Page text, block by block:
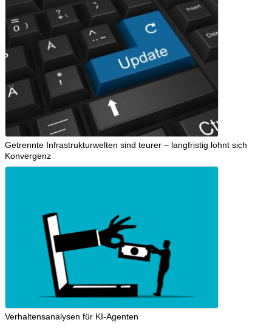
Getrennte Infrastrukturwelten sind teurer – langfristig lohnt sich
Konvergenz
Verhaltensanalysen für KI-Agenten